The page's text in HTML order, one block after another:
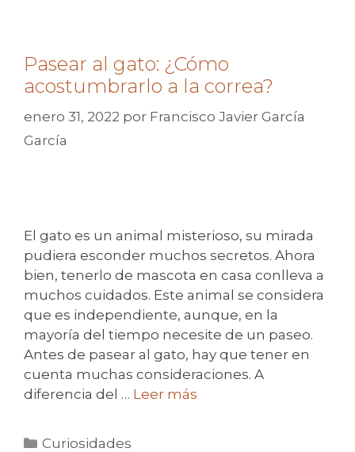
Pasear al gato: ¿Cómo
acostumbrarlo a la correa?
enero 31, 2022 por Francisco Javier García
García
El gato es un animal misterioso, su mirada
pudiera esconder muchos secretos. Ahora
bien, tenerlo de mascota en casa conlleva a
muchos cuidados. Este animal se considera
que es independiente, aunque, en la
mayoría del tiempo necesite de un paseo.
Antes de pasear al gato, hay que tener en
cuenta muchas consideraciones. A
diferencia del … Leer más
Categorías
Curiosidades